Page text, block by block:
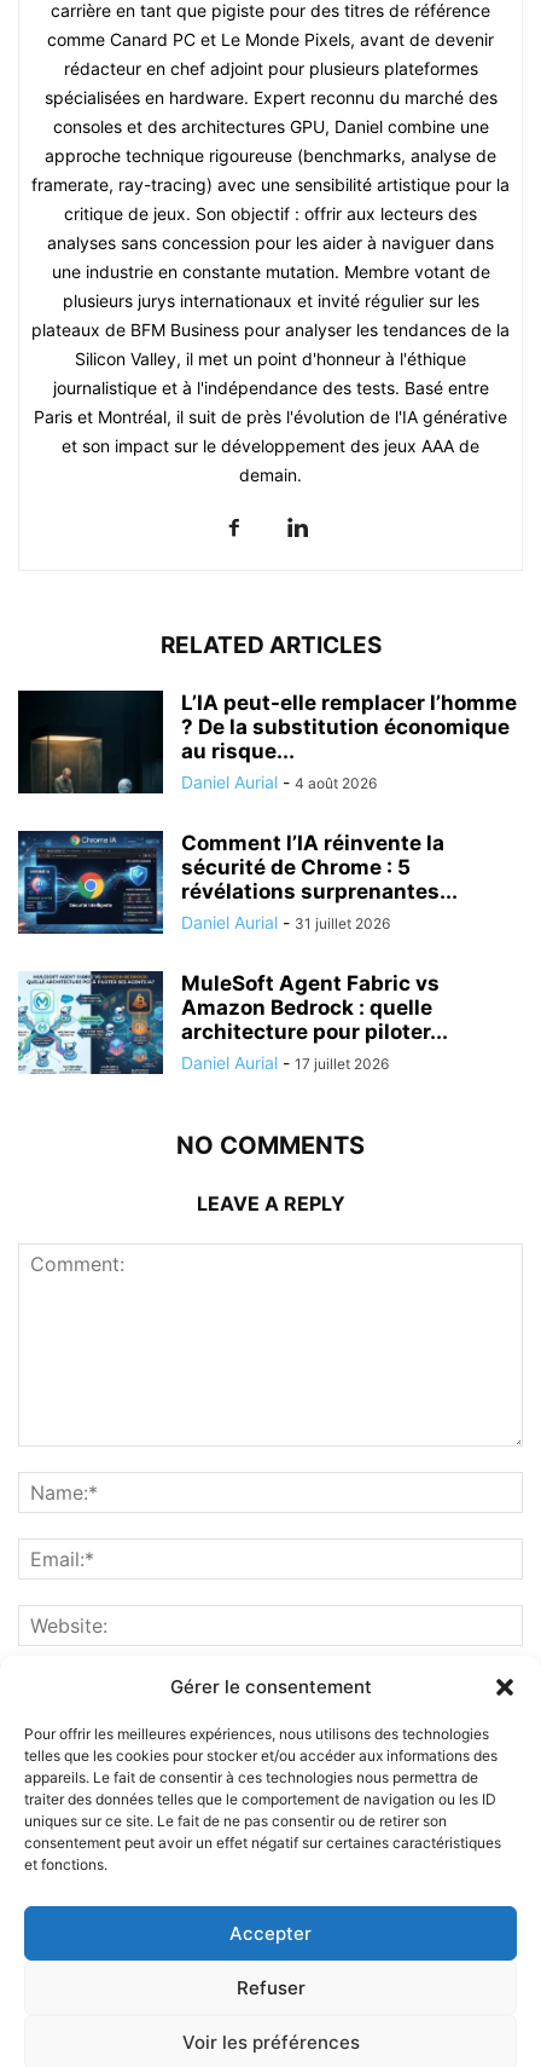
Gérer le consentement
Pour offrir les meilleures expériences, nous utilisons des technologies
telles que les cookies pour stocker et/ou accéder aux informations des
appareils. Le fait de consentir à ces technologies nous permettra de
traiter des données telles que le comportement de navigation ou les ID
uniques sur ce site. Le fait de ne pas consentir ou de retirer son
consentement peut avoir un effet négatif sur certaines caractéristiques
et fonctions.
Accepter
Refuser
Voir les préférences
carrière en tant que pigiste pour des titres de référence
comme Canard PC et Le Monde Pixels, avant de devenir
rédacteur en chef adjoint pour plusieurs plateformes
spécialisées en hardware. Expert reconnu du marché des
consoles et des architectures GPU, Daniel combine une
approche technique rigoureuse (benchmarks, analyse de
framerate, ray-tracing) avec une sensibilité artistique pour la
critique de jeux. Son objectif : offrir aux lecteurs des
analyses sans concession pour les aider à naviguer dans
une industrie en constante mutation. Membre votant de
plusieurs jurys internationaux et invité régulier sur les
plateaux de BFM Business pour analyser les tendances de la
Silicon Valley, il met un point d'honneur à l'éthique
journalistique et à l'indépendance des tests. Basé entre
Paris et Montréal, il suit de près l'évolution de l'IA générative
et son impact sur le développement des jeux AAA de
demain.
RELATED ARTICLES
L’IA peut-elle remplacer l’homme
? De la substitution économique
au risque...
Daniel Aurial - 4 août 2026
Comment l’IA réinvente la
sécurité de Chrome : 5
révélations surprenantes...
Daniel Aurial - 31 juillet 2026
MuleSoft Agent Fabric vs
Amazon Bedrock : quelle
architecture pour piloter...
Daniel Aurial - 17 juillet 2026
NO COMMENTS
LEAVE A REPLY
ABOUT US
FOLLOW US